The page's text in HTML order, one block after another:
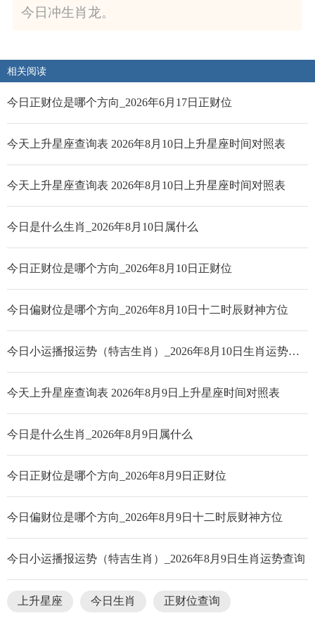
今日冲生肖龙。
相关阅读
今日正财位是哪个方向_2026年6月17日正财位
今天上升星座查询表 2026年8月10日上升星座时间对照表
今天上升星座查询表 2026年8月10日上升星座时间对照表
今日是什么生肖_2026年8月10日属什么
今日正财位是哪个方向_2026年8月10日正财位
今日偏财位是哪个方向_2026年8月10日十二时辰财神方位
今日小运播报运势（特吉生肖）_2026年8月10日生肖运势查询
今天上升星座查询表 2026年8月9日上升星座时间对照表
今日是什么生肖_2026年8月9日属什么
今日正财位是哪个方向_2026年8月9日正财位
今日偏财位是哪个方向_2026年8月9日十二时辰财神方位
今日小运播报运势（特吉生肖）_2026年8月9日生肖运势查询
上升星座 今日生肖 正财位查询